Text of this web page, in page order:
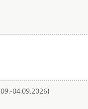
04.09.2026)